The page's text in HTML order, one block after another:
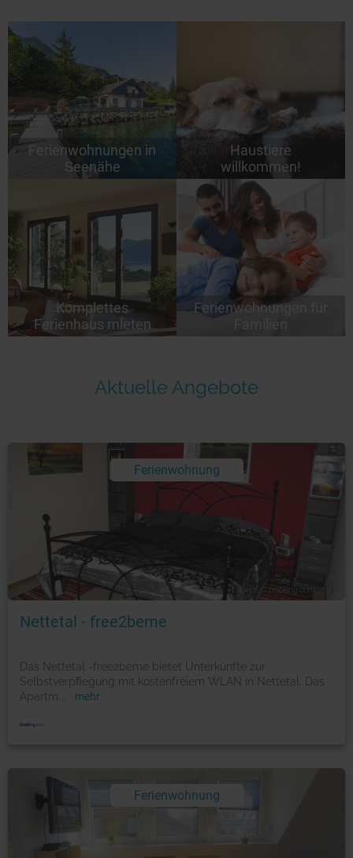
Norwegen
alle Länder…
Ferienwohnungen in
Seenähe
Haustiere
willkommen!
Komplettes
Ferienhaus mieten
Ferienwohnungen für
Familien
Aktuelle Angebote
Ferienwohnung
Foto: © booking.com
Nettetal - free2beme
Das Nettetal -free2beme bietet Unterkünfte zur
Selbstverpflegung mit kostenfreiem WLAN in Nettetal. Das
Apartm
mehr
Ferienwohnung